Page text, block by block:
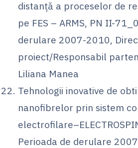
distanţă a proceselor de
pe FES – ARMS, PN II-
derulare 2007-2010,
proiect/Responsabil
Liliana Manea
Tehnologii inovative de
nanofibrelor prin sistem
Perioada de derulare